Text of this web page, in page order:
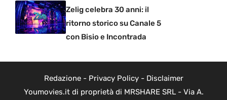
Zelig celebra 30 anni: il
ritorno storico su Canale 5
con Bisio e Incontrada
Redazione- Privacy Policy- Disclaimer
Youmovies.it di proprietà di MRSHARE SRL - Via A.